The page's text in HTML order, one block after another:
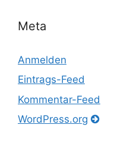
Meta
Anmelden
Eintrags-Feed
Kommentar-Feed
WordPress.org